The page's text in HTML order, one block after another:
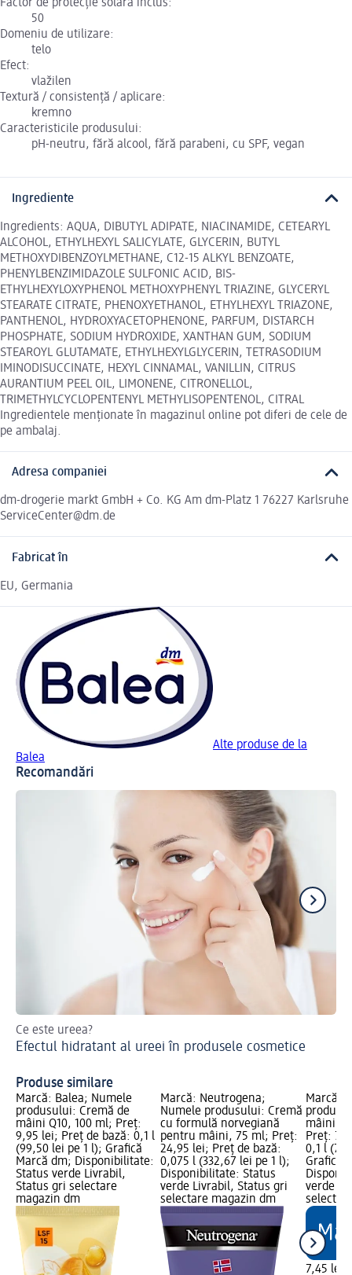
Factor de protecție solară inclus:
50
Domeniu de utilizare:
telo
Efect:
vlažilen
Textură / consistență / aplicare:
kremno
Caracteristicile produsului:
pH-neutru, fără alcool, fără parabeni, cu SPF, vegan
Ingrediente
Ingredients: AQUA, DIBUTYL ADIPATE, NIACINAMIDE, CETEARYL
ALCOHOL, ETHYLHEXYL SALICYLATE, GLYCERIN, BUTYL
METHOXYDIBENZOYLMETHANE, C12-15 ALKYL BENZOATE,
PHENYLBENZIMIDAZOLE SULFONIC ACID, BIS-
ETHYLHEXYLOXYPHENOL METHOXYPHENYL TRIAZINE, GLYCERYL
STEARATE CITRATE, PHENOXYETHANOL, ETHYLHEXYL TRIAZONE,
PANTHENOL, HYDROXYACETOPHENONE, PARFUM, DISTARCH
PHOSPHATE, SODIUM HYDROXIDE, XANTHAN GUM, SODIUM
STEAROYL GLUTAMATE, ETHYLHEXYLGLYCERIN, TETRASODIUM
IMINODISUCCINATE, HEXYL CINNAMAL, VANILLIN, CITRUS
AURANTIUM PEEL OIL, LIMONENE, CITRONELLOL,
TRIMETHYLCYCLOPENTENYL METHYLISOPENTENOL, CITRAL
Ingredientele menționate în magazinul online pot diferi de cele de
pe ambalaj.
Adresa companiei
dm-drogerie markt GmbH + Co. KG Am dm-Platz 1 76227 Karlsruhe
ServiceCenter@dm.de
Fabricat în
EU, Germania
Alte produse de la
Balea
Recomandări
Ce este ureea?
Efectul hidratant al ureei în produsele cosmetice
Produse similare
Marcă: Balea; Numele
produsului: Cremă de
mâini Q10, 100 ml; Preț:
9,95 lei; Preț de bază: 0,1 l
(99,50 lei pe 1 l); Grafică
Marcă dm; Disponibilitate:
Status verde Livrabil,
Status gri selectare
magazin dm
Marcă: Neutrogena;
Numele produsului: Cremă
cu formulă norvegiană
pentru mâini, 75 ml; Preț:
24,95 lei; Preț de bază:
0,075 l (332,67 lei pe 1 l);
Disponibilitate: Status
verde Livrabil, Status gri
selectare magazin dm
Marcă:
mâini
Preț:
0,1 l
Grafică
verde
7,45 lei